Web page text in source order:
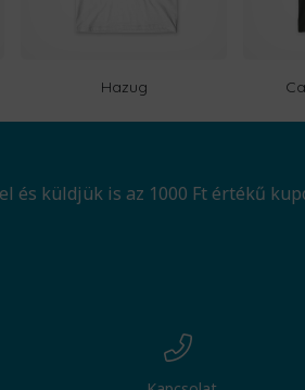
Hazug
és küldjük is az 1000 Ft értékű